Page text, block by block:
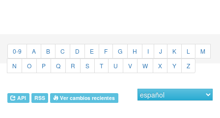
0-9 A B C D E F G H I J K L
M
N
O P Q R S T U V W X Y Z
API RSS Ver cambios recientes